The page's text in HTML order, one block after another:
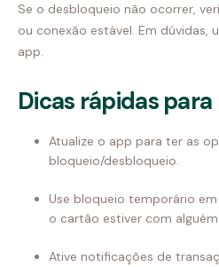
Se o desbloqueio não ocorrer,
ou conexão estável. Em
app.
Dicas rápidas
Atualize o app para ter as
bloqueio/desbloqueio.
Use bloqueio temporário
o cartão estiver com
Ative notificações de